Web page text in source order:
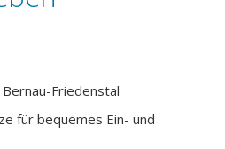
Friedenstal
für bequemes Ein- und